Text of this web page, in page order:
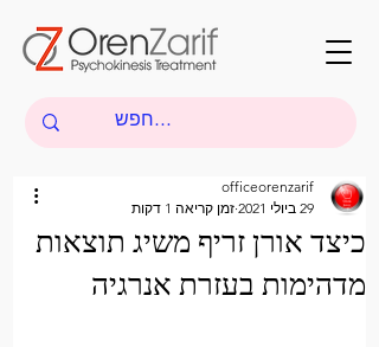
כיצד אורן זריף משיג תוצאות
מדהימות בעזרת אנרגיה
officeorenzarif
29 ביולי 2021
זמן קריאה 1 דקות